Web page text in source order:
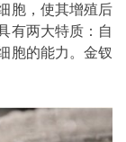
胞，使其增殖后
有两大特质：自
胞的能力。金钗